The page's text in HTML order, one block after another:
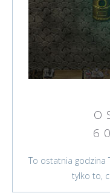
To ostatnia godzina
tylko to,